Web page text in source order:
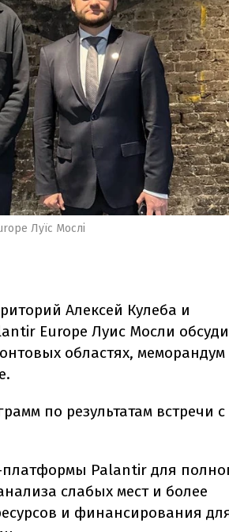
Луїс Мослі
Алексей Кулеба и
Europe Луис Мосли
областях, меморандум
по результатам встречи
платформы Palantir для
слабых мест и более
и финансирования